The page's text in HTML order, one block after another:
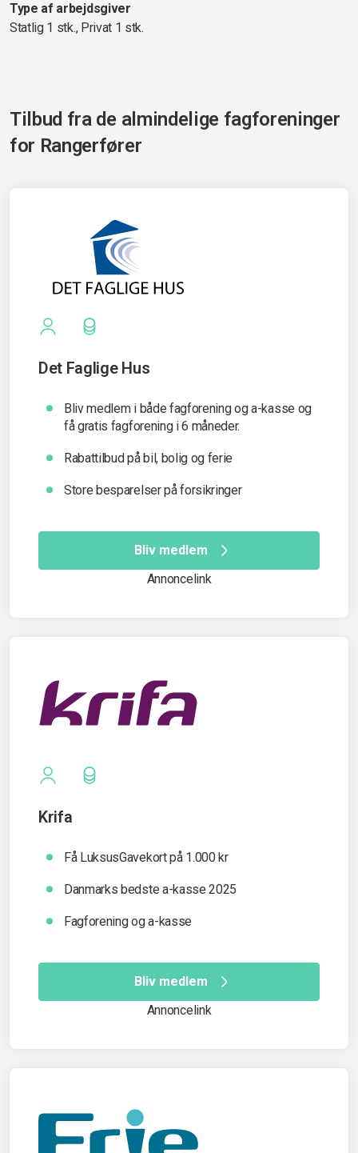
Type af arbejdsgiver
Statlig 1 stk., Privat 1 stk.
Tilbud fra de almindelige fagforeninger
for Rangerfører
Det Faglige Hus
Bliv medlem i både fagforening og a-kasse og
få gratis fagforening i 6 måneder.
Rabattilbud på bil, bolig og ferie
Store besparelser på forsikringer
Bliv medlem
Annoncelink
Krifa
Få LuksusGavekort på 1.000 kr
Danmarks bedste a-kasse 2025
Fagforening og a-kasse
Bliv medlem
Annoncelink